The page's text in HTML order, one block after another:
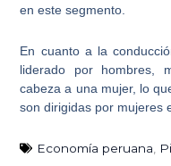
en este segmento.
En cuanto a la
liderado por hombres ,
cabeza a una mujer, lo
son dirigidas por mujeres
Economía peruana